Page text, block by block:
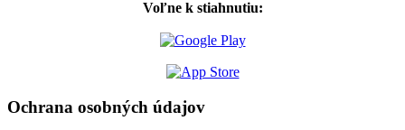
Voľne k stiahnutiu:
Ochrana osobných údajov